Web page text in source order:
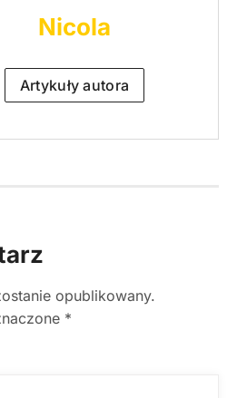
Nicola
Artykuły autora
opublikowany.
*